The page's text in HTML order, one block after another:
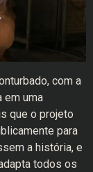
com a
em uma
que o projeto
para
a história, e
todos os